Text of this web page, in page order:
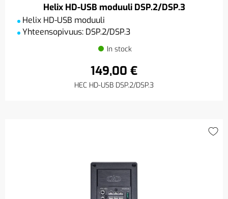
Helix HD-USB moduuli DSP.2/DSP.3
Helix HD-USB moduuli
Yhteensopivuus: DSP.2/DSP.3
In stock
149,00 €
HEC HD-USB DSP.2/DSP.3